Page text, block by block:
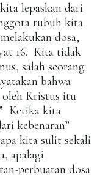
lepaskan dari
tubuh kita
dosa,
16. Kita tidak
salah seorang
bahwa
oleh Kristus itu
Ketika kita
kebenaran”
kita sulit sekali
apalagi
perbuatan dosa